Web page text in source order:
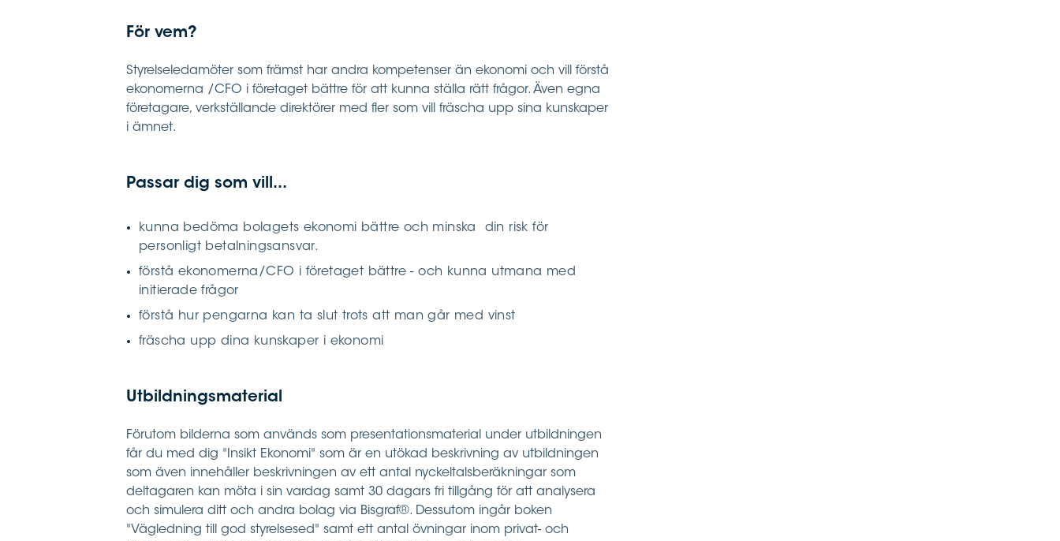
För vem?
Styrelseledamöter som främst har andra kompetenser än ekonomi och vill förstå
ekonomerna /CFO i företaget bättre för att kunna ställa rätt frågor. Även egna
företagare, verkställande direktörer med fler som vill fräscha upp sina kunskaper
i ämnet.
Passar dig som vill...
kunna bedöma bolagets ekonomi bättre och minska din risk för
personligt betalningsansvar.
förstå ekonomerna/CFO i företaget bättre - och kunna utmana med
initierade frågor
förstå hur pengarna kan ta slut trots att man går med vinst
fräscha upp dina kunskaper i ekonomi
Utbildningsmaterial
Förutom bilderna som används som presentationsmaterial under utbildningen
får du med dig "Insikt Ekonomi" som är en utökad beskrivning av utbildningen
som även innehåller beskrivningen av ett antal nyckeltalsberäkningar som
deltagaren kan möta i sin vardag samt 30 dagars fri tillgång för att analysera
och simulera ditt och andra bolag via Bisgraf®. Dessutom ingår boken
"Vägledning till god styrelsesed" samt ett antal övningar inom privat- och